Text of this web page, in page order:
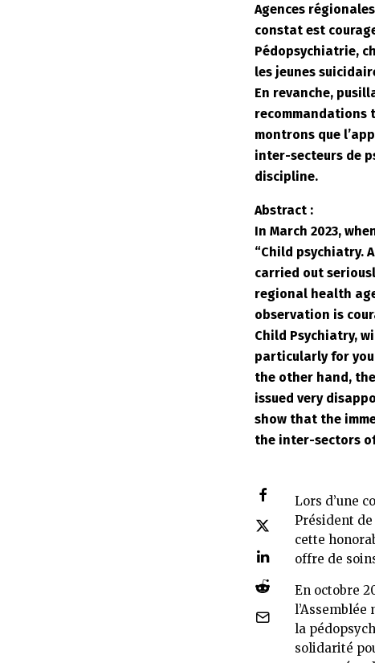
Agences
constat est
Pédopsychiatrie,
les jeunes
En revanche,
recommandations
montrons que
inter-secteurs de
discipline.
Abstract :
In March 2023,
“Child psychiatry.
carried out
regional health
observation is
Child Psychiatry,
particularly for
the other hand,
issued very
show that the
the inter-sectors
Lors d’une
Président de
cette
offre de
En octobre
la
solidarité